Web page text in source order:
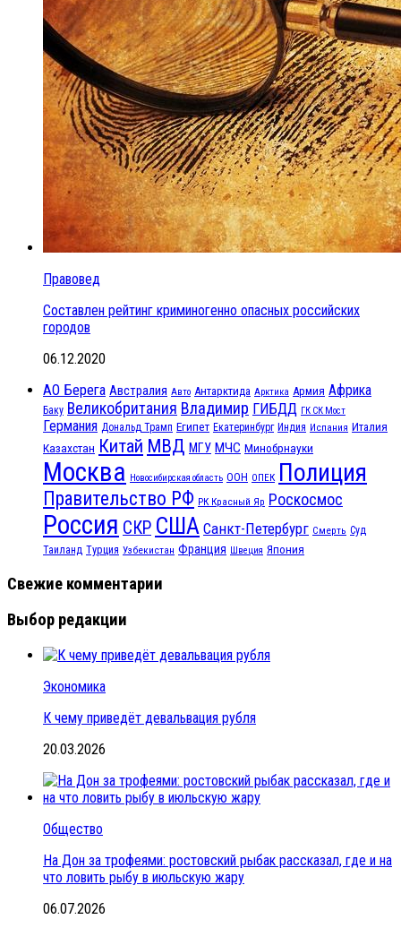
Правовед
Составлен рейтинг криминогенно опасных российских
городов
06.12.2020
АО Берега Австралия Авто Антарктида Арктика Армия Африка
Баку Великобритания Владимир ГИБДД ГК СК Мост
Германия Дональд Трамп Египет Екатеринбург Индия Испания Италия
Казахстан Китай МВД МГУ МЧС Минобрнауки
Москва Новосибирская область ООН ОПЕК Полиция
Правительство РФ РК Красный Яр Роскосмос
Россия СКР США Санкт-Петербург Смерть Суд
Таиланд Турция Узбекистан Франция Швеция Япония
Свежие комментарии
Выбор редакции
Экономика
К чему приведёт девальвация рубля
20.03.2026
Общество
На Дон за трофеями: ростовский рыбак рассказал, где и на
что ловить рыбу в июльскую жару
06.07.2026